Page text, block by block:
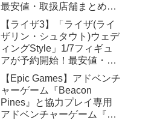
最安値・取扱店舗まとめ
【2027年4月発売】
【ライザ3】「ライザ(ライ
ザリン・シュタウト)ウェデ
ィングStyle」1/7フィギュ
アが予約開始！最安値・取
扱店舗まとめ【2027年4月
発売】
【Epic Games】アドベンチ
ャーゲーム『Beacon
Pines』と協力プレイ専用
アドベンチャーゲーム『We